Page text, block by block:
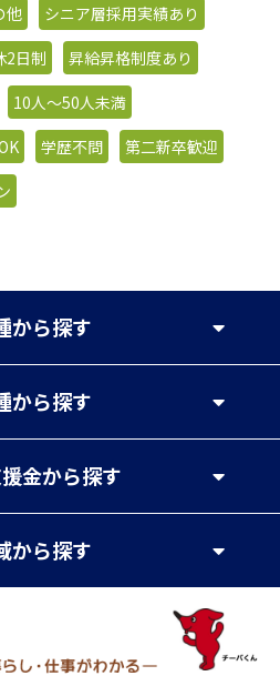
他
シニア層採用実績あり
2日制
昇給昇格制度あり
10人〜50人未満
学歴不問
第二新卒歓迎
から探す
から探す
金から探す
から探す